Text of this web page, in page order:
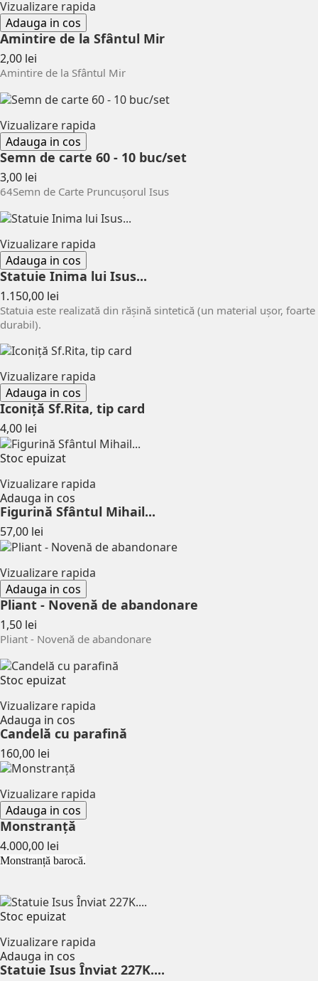
Vizualizare rapida
Adauga in cos
Amintire de la Sfântul Mir
2,00 lei
Amintire de la Sfântul Mir
Vizualizare rapida
Adauga in cos
Semn de carte 60 - 10 buc/set
3,00 lei
64Semn de Carte Pruncușorul Isus
Vizualizare rapida
Adauga in cos
Statuie Inima lui Isus...
1.150,00 lei
Statuia este realizată din rășină sintetică (un material ușor, foarte
durabil).
Vizualizare rapida
Adauga in cos
Iconiță Sf.Rita, tip card
4,00 lei
Stoc epuizat
Vizualizare rapida
Adauga in cos
Figurină Sfântul Mihail...
57,00 lei
Vizualizare rapida
Adauga in cos
Pliant - Novenă de abandonare
1,50 lei
Pliant - Novenă de abandonare
Stoc epuizat
Vizualizare rapida
Adauga in cos
Candelă cu parafină
160,00 lei
Vizualizare rapida
Adauga in cos
Monstranță
4.000,00 lei
Monstranță barocă.
Stoc epuizat
Vizualizare rapida
Adauga in cos
Statuie Isus Înviat 227K....